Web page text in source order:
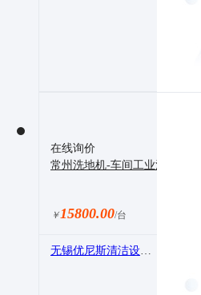
在线询价
常州洗地机-车间工业洗地机-
￥15800.00/台
无锡优尼斯清洁设备制造有限公司